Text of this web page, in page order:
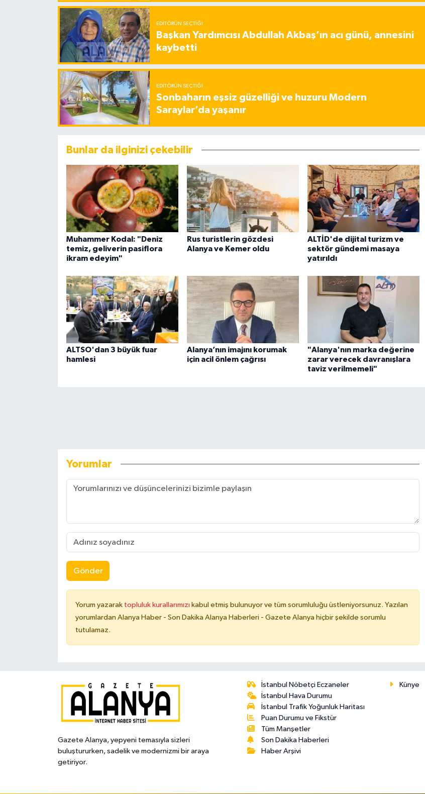
EDITÖRÜN SEÇTIĞI
Başkan Yardımcısı Abdullah Akbaş’ın acı günü, annesini
kaybetti
EDITÖRÜN SEÇTIĞI
Sonbaharın eşsiz güzelliği ve huzuru Modern
Saraylar’da yaşanır
Bunlar da ilginizi çekebilir
Muhammer Kodal: "Deniz
temiz, geliverin pasiflora
ikram edeyim"
Rus turistlerin gözdesi
Alanya ve Kemer oldu
ALTİD'de dijital turizm ve
sektör gündemi masaya
yatırıldı
ALTSO'dan 3 büyük fuar
hamlesi
Alanya’nın imajını korumak
için acil önlem çağrısı
"Alanya'nın marka değerine
zarar verecek davranışlara
taviz verilmemeli"
Yorumlar
Gönder
Yorum yazarak topluluk kurallarımızı kabul etmiş bulunuyor ve tüm sorumluluğu üstleniyorsunuz. Yazılan
yorumlardan Alanya Haber - Son Dakika Alanya Haberleri - Gazete Alanya hiçbir şekilde sorumlu
tutulamaz.
Gazete Alanya, yepyeni temasıyla sizleri
buluştururken, sadelik ve modernizmi bir araya
getiriyor.
İstanbul Nöbetçi Eczaneler
İstanbul Hava Durumu
İstanbul Trafik Yoğunluk Haritası
Puan Durumu ve Fikstür
Tüm Manşetler
Son Dakika Haberleri
Haber Arşivi
Künye